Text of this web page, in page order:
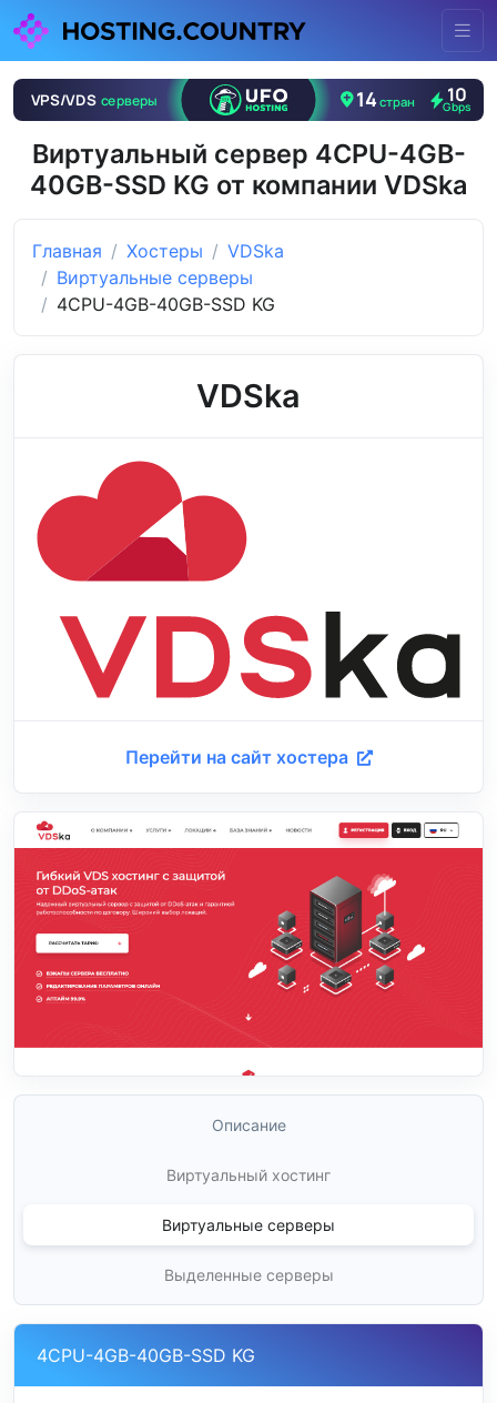
Виртуальный сервер 4CPU-4GB-
40GB-SSD KG от компании VDSka
Главная Хостеры
VDSka
Виртуальные серверы
4CPU-4GB-40GB-SSD KG
VDSka
Перейти на сайт хостера
Описание
Виртуальный хостинг
Виртуальные серверы
Выделенные серверы
4CPU-4GB-40GB-SSD KG